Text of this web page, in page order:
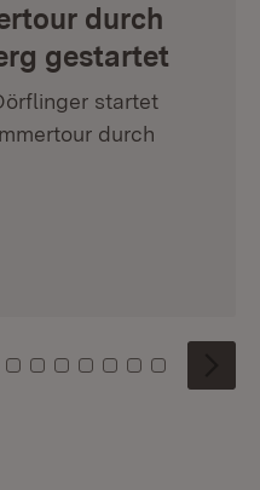
durch
gestartet
startet
durch
4 5 6
Kachel: 7
Zu Kachel: 8
Zu Kachel: 9
Zu Kachel: 10
Zu Kachel: 11
Zu Kachel: 12
Zu Kachel:
Zu